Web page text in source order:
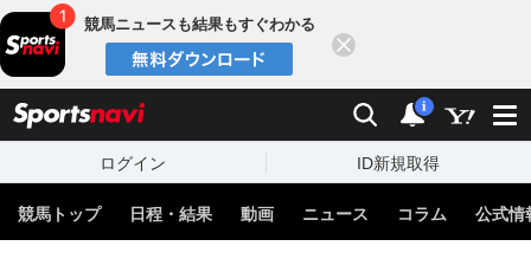
競馬ニュースも結果もすぐわかる
検索 通知
i
ログイン ID新規取得
競馬トップ 日程・結果 動画 ニュース コラム 公式情